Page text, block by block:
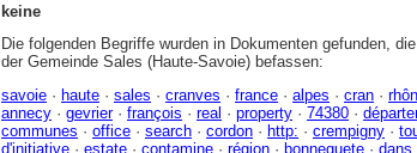
keine
Die folgenden Begriffe wurden in Dokumenten gefunden,
der Gemeinde Sales (Haute-Savoie) befassen:
savoie · haute · sales · cranves · france · alpes · cran ·
annecy · gevrier· françois · real · property · 74380 ·
communes · office · search · cordon · http: · crempigny ·
d'initiative · estate · contamine · région · bonneguete · dans